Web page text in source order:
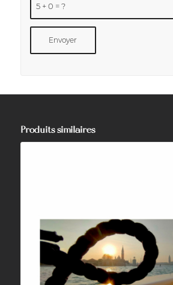
5 + 0 = ?
Produits similaires